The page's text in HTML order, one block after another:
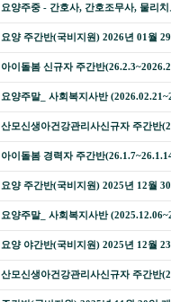
요양주중 - 간호사, 간호조무사, 물리
요양 주간반(국비지원) 2026년 01월
아이돌봄 신규자 주간반
요양주말_ 사회복지사반
산모신생아건강관리사신규자 주간반
아이돌봄 경력자 주간반
요양 주간반(국비지원) 2025년 12월
요양주말_ 사회복지사반
요양 야간반(국비지원) 2025년 12월
산모신생아건강관리사신규자 주간반